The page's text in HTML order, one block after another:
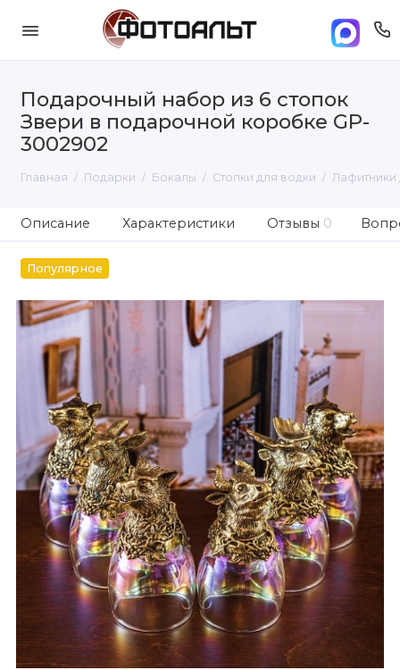
Подарочный набор из 6 стопок
Звери в подарочной коробке GP-
3002902
Главная Подарки Бокалы Стопки для водки Лафитники
Описание Характеристики Отзывы 0
Популярное